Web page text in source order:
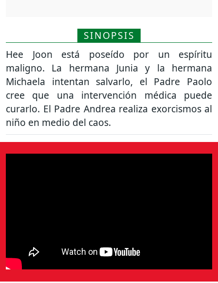
SINOPSIS
Hee Joon está poseído por un espíritu
maligno. La hermana Junia y la hermana
Michaela intentan salvarlo, el Padre Paolo
cree que una intervención médica puede
curarlo. El Padre Andrea realiza exorcismos al
niño en medio del caos.